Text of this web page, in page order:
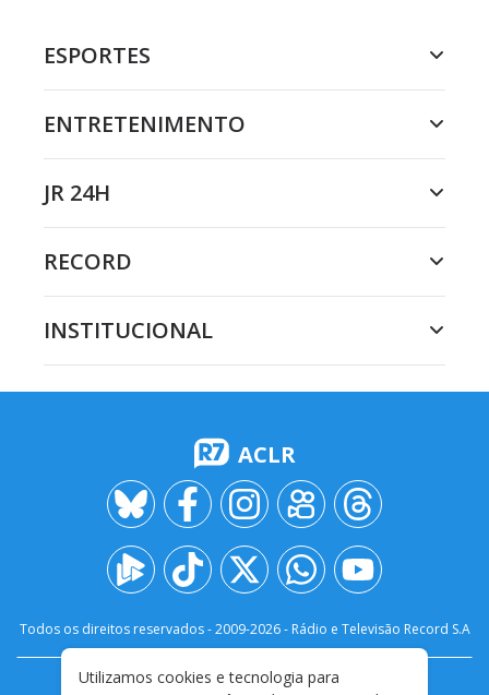
ESPORTES
ENTRETENIMENTO
JR 24H
RECORD
INSTITUCIONAL
ACLR
Todos os direitos reservados - 2009-2026- Rádio e Televisão Record S.A
FALE CONOSCO PRIVACIDADE
Utilizamos cookies e tecnologia para